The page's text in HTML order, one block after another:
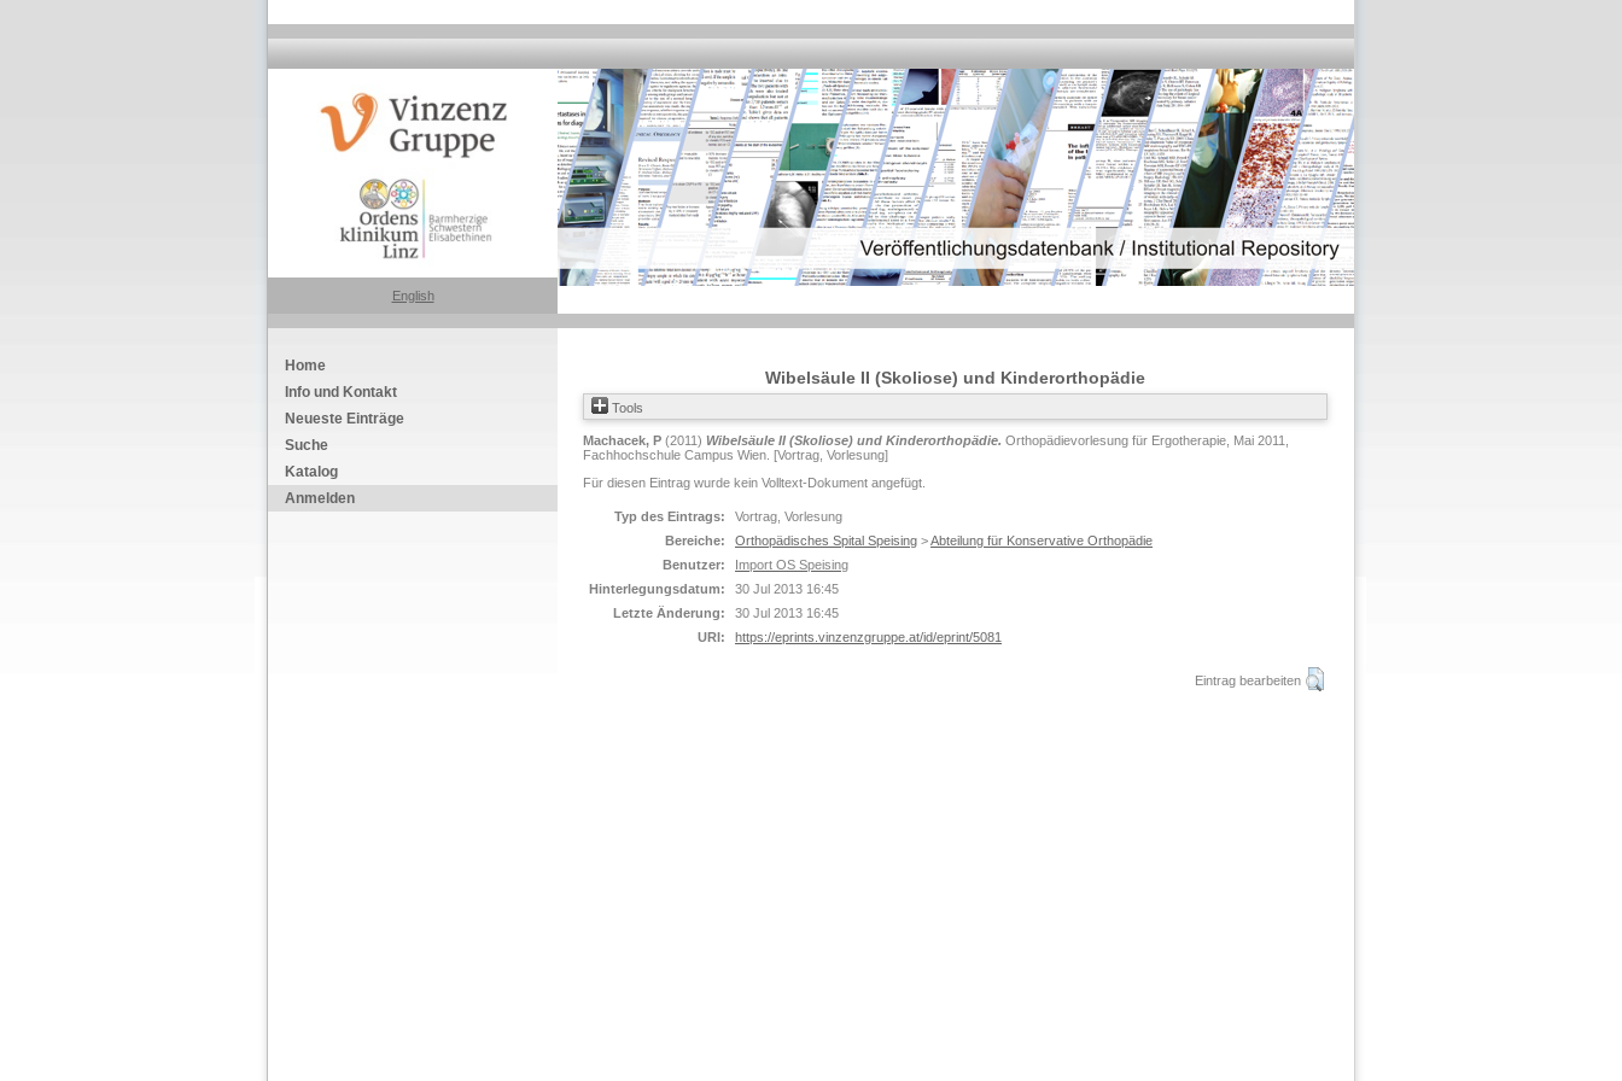
English
Home
Info und Kontakt
Neueste Einträge
Suche
Katalog
Anmelden
Wibelsäule II (Skoliose) und Kinderorthopädie
Tools
Machacek, P (2011) Wibelsäule II (Skoliose) und Kinderorthopädie. Orthopädievorlesung für Ergotherapie, Mai 2011,
Fachhochschule Campus Wien. [Vortrag, Vorlesung]
Für diesen Eintrag wurde kein Volltext-Dokument angefügt.
Typ des Eintrags:
Vortrag, Vorlesung
Bereiche:
Orthopädisches Spital Speising >Abteilung für Konservative Orthopädie
Benutzer:
Import OS Speising
Hinterlegungsdatum:
30 Jul 2013 16:45
Letzte Änderung:
30 Jul 2013 16:45
URI:
https://eprints.vinzenzgruppe.at/id/eprint/5081
Eintrag bearbeiten